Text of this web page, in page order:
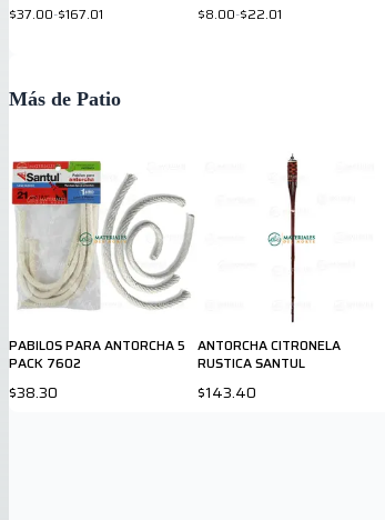
$37.00-$167.01
$8.00-$22.01
Más de Patio
PABILOS PARA ANTORCHA 5
PACK 7602
$38.30
ANTORCHA CITRONELA
RUSTICA SANTUL
$143.40